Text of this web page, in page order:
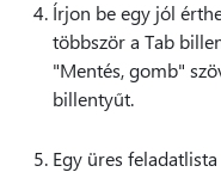
Írjon be egy jól
többször a Tab
"Mentés, gomb"
billentyűt.
Egy üres